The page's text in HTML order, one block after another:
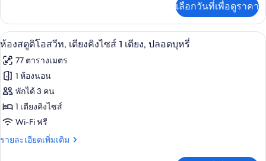
เตียง
ควีน
ไซส์
2
เตียง
เกี่ยว
กับ
ห้อง
ลัก
ซ์,
เตียง
ควีน
ไซส์
2
เตียง
เลือกวันที่เพื่อดูราคา
เปิด
ภาพถ่าย
ทั้งหมด
ของ
ห้อง
สตู
ดิ
ทีวีจอแอลอีดี 55 นิ้ว พร้อมช่องเคเบิล, ที
9
ห้องสตูดิโอสวีท, เตียงคิงไซส์ 1 เตียง, ปลอดบุหรี่
77 ตารางเมตร
1 ห้องนอน
พักได้ 3 คน
1 เตียงคิงไซส์
Wi-Fi ฟรี
รายละเอียดเพิ่มเติม
ราย